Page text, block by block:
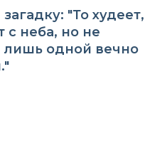
"То худеет,
с неба, но не
лишь одной вечно